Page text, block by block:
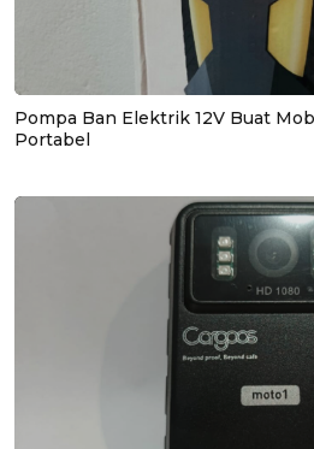
Pompa Ban Elektrik 12V Buat
Portabel